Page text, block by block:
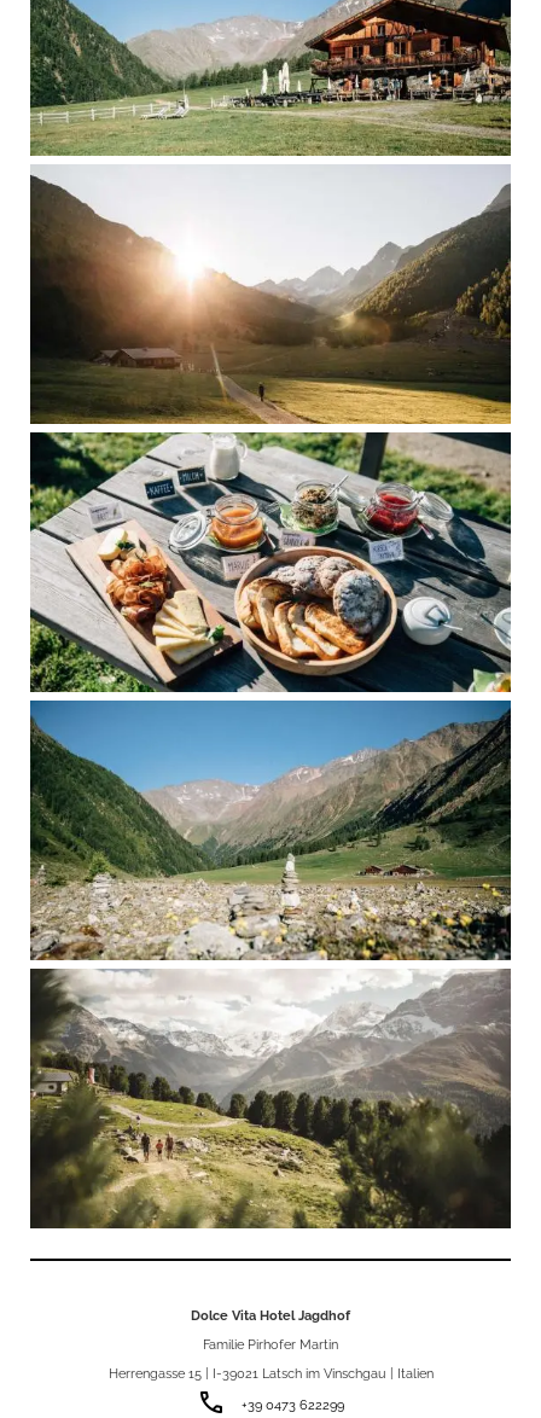
Dolce Vita Hotel Jagdhof
Familie Pirhofer Martin
Herrengasse 15 | I-39021 Latsch im Vinschgau | Italien
phone +39 0473 622299